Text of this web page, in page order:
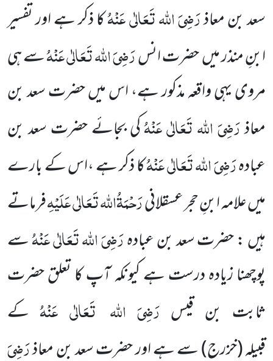
سعد بن معاذرَضِیَ اللہ تَعَالٰی عَنْہُکا ذکر ہے اور تفسیر
ابنِ منذر میں حضرت انسرَضِیَ اللہ تَعَالٰی عَنْہُسے ہی
مروی یہی واقعہ مذکور ہے، اس میں حضرت سعد بن
معاذرَضِیَ اللہ تَعَالٰی عَنْہُکی بجائے حضرت سعد بن
عبادہرَضِیَ اللہ تَعَالٰی عَنْہُکا ذکر ہے ،اس کے بارے
میں علامہ ابنِ حجر عسقلانیرَحْمَۃُاللہ تَعَالٰی عَلَیْہِفرماتے
ہیں : حضرت سعد بن عبادہرَضِیَ اللہ تَعَالٰی عَنْہُسے
پوچھنا زیادہ درست ہے کیونکہ آپ کا تعلق حضرت
ثابت بن قیس رَضِیَ اللہ تَعَالٰی عَنْہُ کے
قبیلہ(خزرج)سے ہے اور حضرت سعد بن معاذرَضِیَ